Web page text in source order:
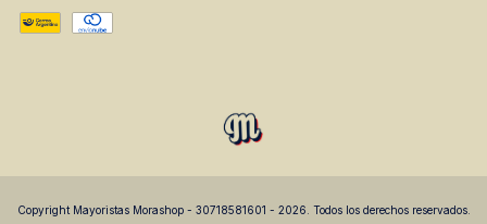
Copyright Mayoristas Morashop - 30718581601 - 2026. Todos los derechos reservados.